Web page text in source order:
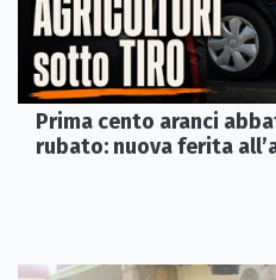
Prima cento aranci
rubato: nuova ferita